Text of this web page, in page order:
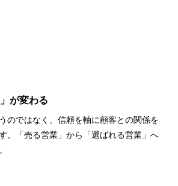
が変わる
のではなく、信頼を軸に顧客との関係を
。「売る営業」から「選ばれる営業」へ